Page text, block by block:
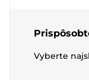
Vyberte